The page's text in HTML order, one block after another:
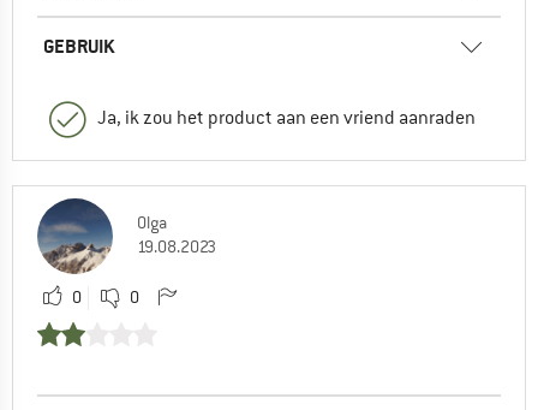
GEBRUIK
Ja, ik zou het product aan een vriend aanraden
Olga
19.08.2023
0 0